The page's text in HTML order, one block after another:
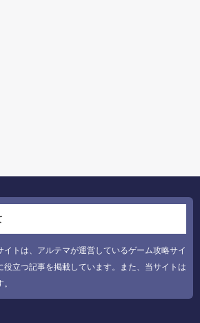
イトは、アルテマが運営しているゲーム攻略サイ
役立つ記事を掲載しています。また、当サイトは